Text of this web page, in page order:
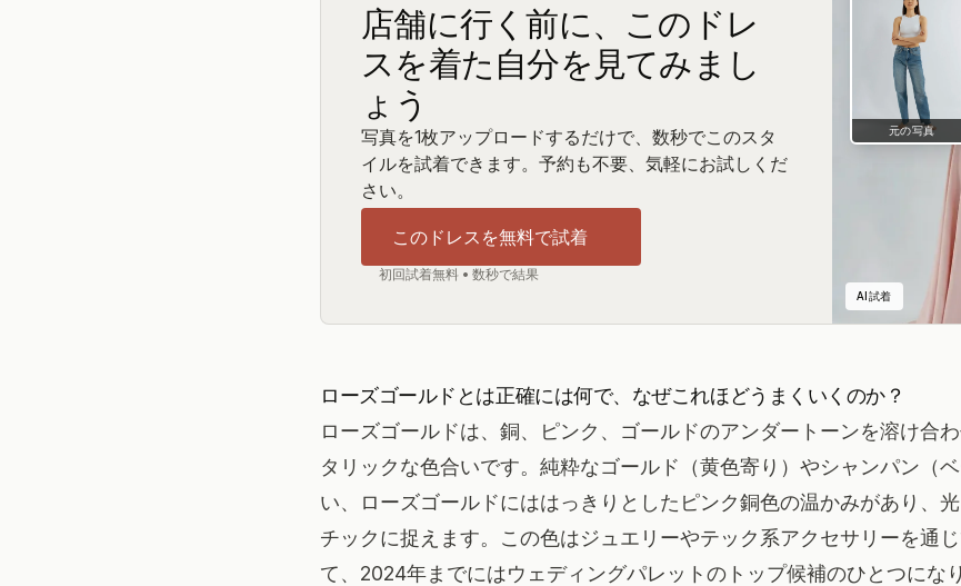
店舗に行く前に、このドレ
スを着た自分を見てみまし
ょう
写真を1枚アップロードするだけで、数秒でこのスタ
イルを試着できます。予約も不要、気軽にお試しくだ
さい。
このドレスを無料で試着
初回試着無料 • 数秒で結果
元の写真
AI試着
ローズゴールドとは正確には何で、なぜこれほどうまくいくのか？
ローズゴールドは、銅、ピンク、ゴールドのアンダートーンを溶け合
タリックな色合いです。純粋なゴールド（黄色寄り）やシャンパン（
い、ローズゴールドにははっきりとしたピンク銅色の温かみがあり、
チックに捉えます。この色はジュエリーやテック系アクセサリーを通
て、2024年までにはウェディングパレットのトップ候補のひとつにな